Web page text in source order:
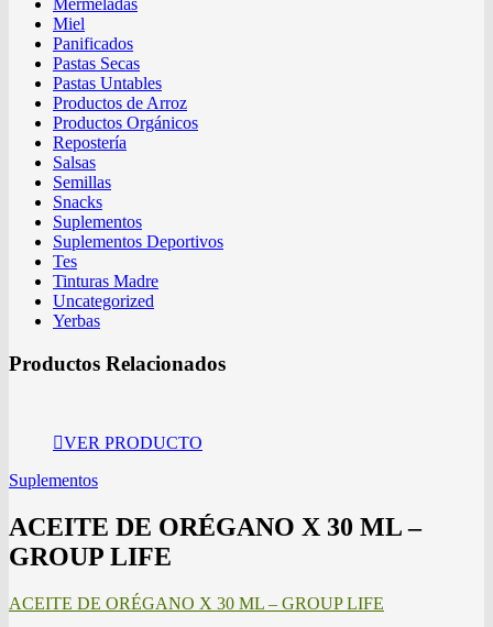
Miel
Panificados
Pastas Secas
Pastas Untables
Productos de Arroz
Productos Orgánicos
Repostería
Salsas
Semillas
Snacks
Suplementos
Suplementos Deportivos
Tes
Tinturas Madre
Uncategorized
Yerbas
Productos Relacionados
VER PRODUCTO
Suplementos
ACEITE DE ORÉGANO X 30 ML –
GROUP LIFE
ACEITE DE ORÉGANO X 30 ML – GROUP LIFE